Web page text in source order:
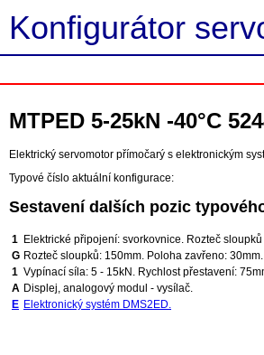
Konfigurátor
MTPED 5-25kN -40°C
Elektrický servomotor přímočarý s elektronickým
Typové číslo aktuální konfigurace:
Sestavení dalších pozic
1 Elektrické připojení: svorkovnice. Rozteč
G Rozteč sloupků: 150mm. Poloha zavřeno:
1 Vypínací síla: 5 - 15kN. Rychlost přestavení:
A Displej, analogový modul - vysílač.
E Elektronický systém DMS2ED.